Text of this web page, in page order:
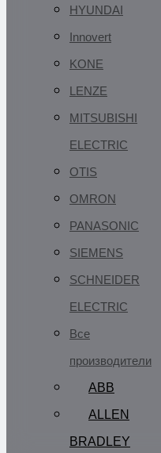
HYUNDAI
Innovert
KONE
LENZE
MITSUBISHI
ELECTRIC
OTIS
OMRON
PANASONIC
SIEMENS
SCHNEIDER
ELECTRIC
Все
производители
ABB
ALLEN
BRADLEY